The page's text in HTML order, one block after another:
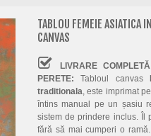
TABLOU FEMEIE ASIATICA
CANVAS
LIVRARE
PERETE:Tabloul canvas
traditionala , este imprimat
întins manual pe un șasiu
sistem de prindere inclus. Îl
fără să mai cumperi o